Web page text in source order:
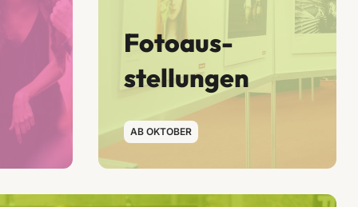
Foto­aus­
stellungen
AB OKTOBER